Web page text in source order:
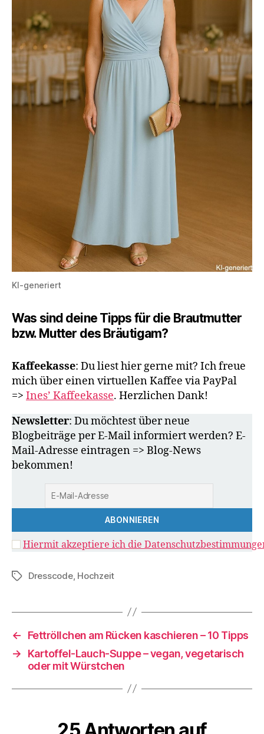
KI-generiert
Was sind deine Tipps für die Brautmutter
bzw. Mutter des Bräutigam?
Kaffeekasse: Du liest hier gerne mit? Ich freue
mich über einen virtuellen Kaffee via PayPal
=> Ines’ Kaffeekasse. Herzlichen Dank!
Newsletter: Du möchtest über neue
Blogbeiträge per E-Mail informiert werden? E-
Mail-Adresse eintragen => Blog-News
bekommen!
Hiermit akzeptiere ich die
Schlagwörter
Dresscode, Hochzeit
←
Fettröllchen am Rücken kaschieren – 10 Tipps
→
Kartoffel-Lauch-Suppe – vegan, vegetarisch
oder mit Würstchen